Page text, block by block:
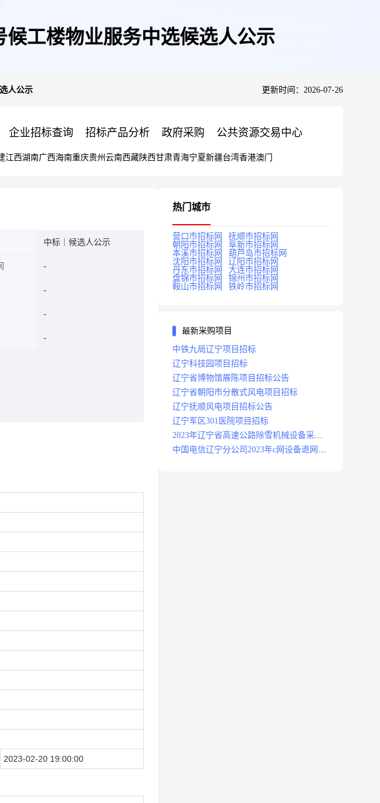
工楼物业服务中选候选人公示
人公示 更新时间：2026-07-26
企业招标查询 招标产品分析 政府采购 公共资源交易中心
江西湖南广西海南重庆贵州 云南西藏陕西甘肃青海宁夏新疆台湾香港澳门
中标｜候选人公示
2023-02-20 19:00:00
热门城市
营口市招标网
抚顺市招标网
朝阳市招标网
阜新市招标网
本溪市招标网
葫芦岛市招标网
沈阳市招标网
辽阳市招标网
丹东市招标网
大连市招标网
盘锦市招标网
锦州市招标网
鞍山市招标网
铁岭市招标网
最新采购项目
中铁九局辽宁项目招标
辽宁科技园项目招标
辽宁省博物馆展陈项目招标公告
辽宁省朝阳市分散式风电项目招标
辽宁抚顺风电项目招标公告
辽宁军区301医院项目招标
2023年辽宁省高速公路除雪机械设备采购
项目招标招标公告
中国电信辽宁分公司2023年c网设备退网拆